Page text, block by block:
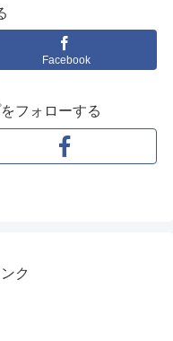
Facebook
フォローする
ク